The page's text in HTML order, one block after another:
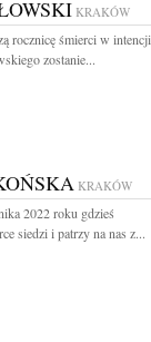
KRAKÓW
rocznicę śmierci w intencji
zostanie...
KRAKÓW
2022 roku gdzieś
siedzi i patrzy na nas z...